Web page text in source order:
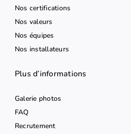
Nos certifications
Nos valeurs
Nos équipes
Nos installateurs
Plus d’informations
Galerie photos
FAQ
Recrutement